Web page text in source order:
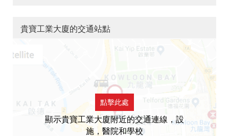
貴寶工業大廈的交通站點
點擊此處
顯示貴寶工業大廈附近的交通連線，設
施，醫院和學校